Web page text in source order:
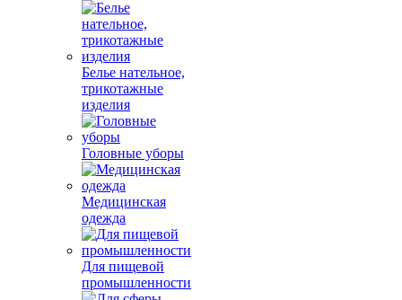
Белье нательное,
трикотажные
изделия
Головные уборы
Медицинская
одежда
Для пищевой
промышленности